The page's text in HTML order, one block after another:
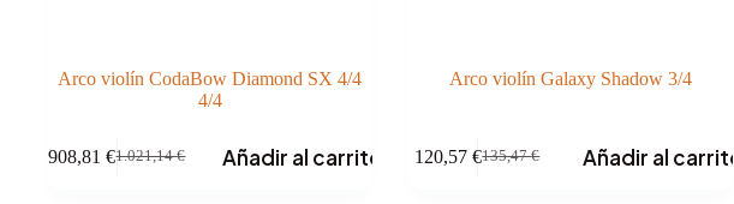
Arco violín CodaBow Diamond SX 4/4
4/4
1.021,14€
El
908,81€El
Añadir al carrito
Arco violín Galaxy Shadow 3/4
135,47€
El
120,57€El
Añadir al carrito